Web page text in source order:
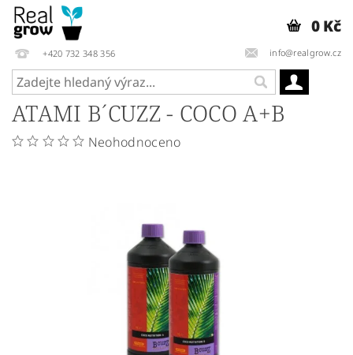
+420 732 348 356 info@realgrow.cz
0 Kč
ATAMI B´CUZZ - COCO A+B
Neohodnoceno